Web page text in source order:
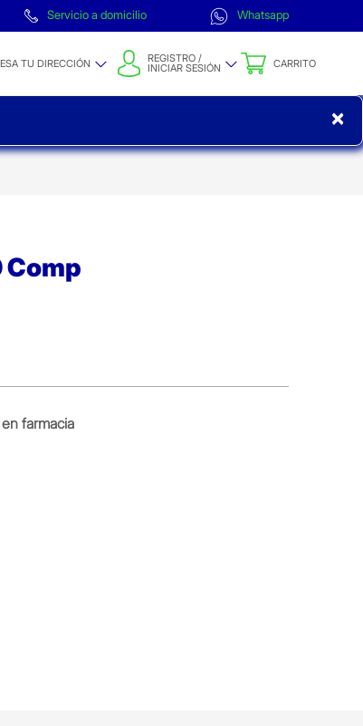
Servicio a domicilio Whatsapp
TU DIRECCIÓN REGISTRO /
INICIAR SESIÓN CARRITO
×
Comp
farmacia